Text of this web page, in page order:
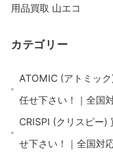
用品買取 山エコ
カテゴリー
ATOMIC (アトミッ
任せ下さい！｜全国
CRISPI (クリスピー)
せ下さい！｜全国対